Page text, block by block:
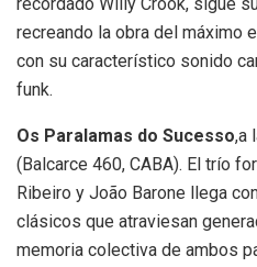
recordado Willy Crook, sigue
recreando la obra del máximo
con su característico sonido
funk.
Os Paralamas do Sucesso,a
(Balcarce 460, CABA). El trío
Ribeiro y João Barone llega
clásicos que atraviesan
memoria colectiva de ambos